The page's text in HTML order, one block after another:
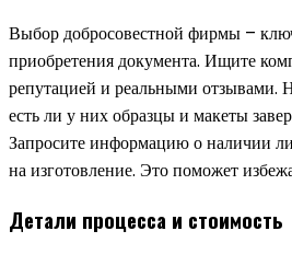
Выбор добросовестной фирмы –
приобретения документа. Ищите
репутацией и реальными отзывами.
есть ли у них образцы и макеты
Запросите информацию о наличии
на изготовление. Это поможет
Детали процесса и стоимость